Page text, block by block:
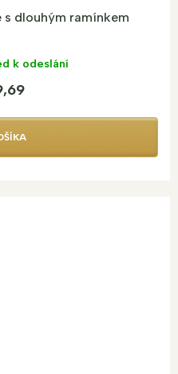
dlouhým ramínkem
k odeslání